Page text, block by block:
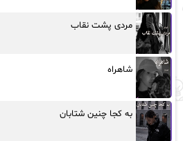
مردی پشت نقاب
شاهراه
به کجا چنین شتابان